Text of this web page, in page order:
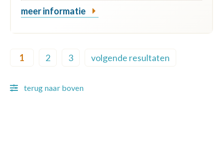
meer informatie
1 2 3 volgende resultaten
terug naar boven